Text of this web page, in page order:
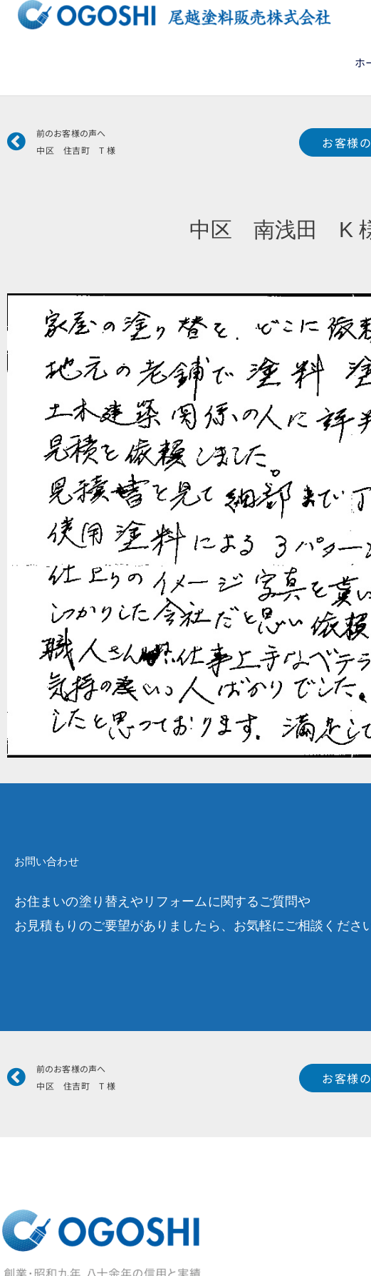
ッ
ホ
Prev
前のお客様の声へ
中区 住吉町 T 様
お客様
中区 南浅田 K
お問い合わせ
お住まいの塗り替えやリフォームに関するご質問や
お見積もりのご要望がありましたら、お気軽にご相談くださ
Prev
前のお客様の声へ
中区 住吉町 T 様
お客様